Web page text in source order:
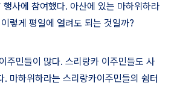
행사에 참여했다. 아산에 있는 마하위하라
이렇게 평일에 열려도 되는 것일까?
주민들이 많다. 스리랑카 이주민들도 사
. 마하위하라는 스리랑카이주민들의 쉼터